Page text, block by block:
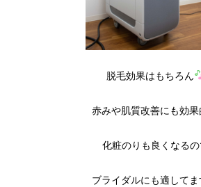
脱毛効果はもちろん
赤みや肌質改善にも効果
化粧のりも良くなる
ブライダルにも適してま